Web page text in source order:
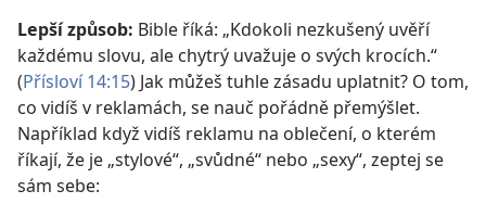
Lepší způsob: Bible říká: „Kdokoli nezkušený uvěří
každému slovu, ale chytrý uvažuje o svých krocích.“
(Přísloví 14:15) Jak můžeš tuhle zásadu uplatnit? O tom,
co vidíš v reklamách, se nauč pořádně přemýšlet.
Například když vidíš reklamu na oblečení, o kterém
říkají, že je „stylové“, „svůdné“ nebo „sexy“, zeptej se
sám sebe: